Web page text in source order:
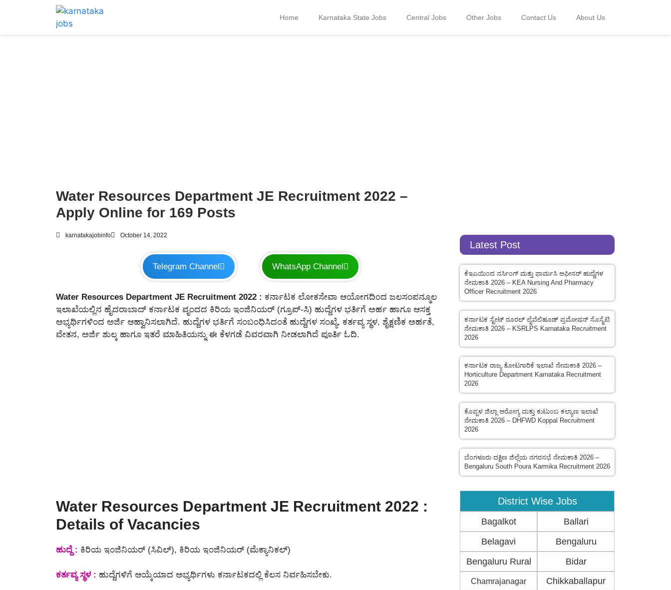
Home Karnataka State Jobs Central Jobs Other Jobs Contact Us About Us
Water Resources Department JE Recruitment 2022 –
Apply Online for 169 Posts
karnatakajobinfo October 14, 2022
Telegram Channel WhatsApp Channel
Water Resources Department JE Recruitment 2022 : ಕರ್ನಾಟಕ ಲೋಕಸೇವಾ ಆಯೋಗದಿಂದ ಜಲಸಂಪನ್ಮೂಲ
ಇಲಾಖೆಯಲ್ಲಿನ ಹೈದರಾಬಾದ್ ಕರ್ನಾಟಕ ವೃಂದದ ಕಿರಿಯ ಇಂಜಿನಿಯರ್ (ಗ್ರೂಪ್-ಸಿ) ಹುದ್ದೆಗಳ ಭರ್ತಿಗೆ ಅರ್ಹ ಹಾಗೂ ಆಸಕ್ತ
ಅಭ್ಯರ್ಥಿಗಳಿಂದ ಅರ್ಜಿ ಆಹ್ವಾನಿಸಲಾಗಿದೆ. ಹುದ್ದೆಗಳ ಭರ್ತಿಗೆ ಸಂಬಂಧಿಸಿದಂತೆ ಹುದ್ದೆಗಳ ಸಂಖ್ಯೆ, ಕರ್ತವ್ಯ ಸ್ಥಳ, ಶೈಕ್ಷಣಿಕ ಅರ್ಹತೆ,
ವೇತನ, ಅರ್ಜಿ ಶುಲ್ಕ ಹಾಗೂ ಇತರೆ ಮಾಹಿತಿಯನ್ನು ಈ ಕೆಳಗಡೆ ವಿವರವಾಗಿ ನೀಡಲಾಗಿದೆ ಪೂರ್ತಿ ಓದಿ.
Water Resources Department JE Recruitment 2022 :
Details of Vacancies
ಹುದ್ದೆ : ಕಿರಿಯ ಇಂಜಿನಿಯರ್ (ಸಿವಿಲ್), ಕಿರಿಯ ಇಂಜಿನಿಯರ್ (ಮೆಕ್ಯಾನಿಕಲ್)
ಕರ್ತವ್ಯ ಸ್ಥಳ : ಹುದ್ದೆಗಳಿಗೆ ಆಯ್ಕೆಯಾದ ಅಭ್ಯರ್ಥಿಗಳು ಕರ್ನಾಟಕದಲ್ಲಿ ಕೆಲಸ ನಿರ್ವಹಿಸಬೇಕು.
Latest Post
ಕೆಇಎಯಿಂದ ನರ್ಸಿಂಗ್ ಮತ್ತು ಫಾರ್ಮಸಿ ಆಫೀಸರ್ ಹುದ್ದೆಗಳ
ನೇಮಕಾತಿ 2026 – KEA Nursing And Pharmacy
Officer Recruitment 2026
ಕರ್ನಾಟಕ ಸ್ಟೇಟ್ ರೂರಲ್ ಲೈವೆಲಿಹೂಡ್ ಪ್ರಮೋಷನ್ ಸೊಸೈಟಿ
ನೇಮಕಾತಿ 2026 – KSRLPS Karnataka Recruitment
2026
ಕರ್ನಾಟಕ ರಾಜ್ಯ ತೋಟಗಾರಿಕೆ ಇಲಾಖೆ ನೇಮಕಾತಿ 2026 –
Horticulture Department Karnataka Recruitment
2026
ಕೊಪ್ಪಳ ಜಿಲ್ಲಾ ಆರೋಗ್ಯ ಮತ್ತು ಕುಟುಂಬ ಕಲ್ಯಾಣ ಇಲಾಖೆ
ನೇಮಕಾತಿ 2026 – DHFWD Koppal Recruitment
2026
ಬೆಂಗಳೂರು ದಕ್ಷಿಣ ಜಿಲ್ಲೆಯ ನಗರಸಭೆ ನೇಮಕಾತಿ 2026 –
Bengaluru South Poura Karmika Recruitment 2026
District Wise Jobs
Bagalkot
Ballari
Belagavi
Bengaluru
Bengaluru Rural
Bidar
Chamrajanagar
Chikkaballapur